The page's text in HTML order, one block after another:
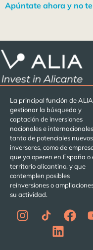
Apúntate ahora y no
La principal función de
gestionar la búsqueda y
captación de inversiones
nacionales e
tanto de potenciales nuevos
inversores, como de
que ya operen en España o
territorio alicantino, y que
contemplen posibles
reinversiones o
su actividad.